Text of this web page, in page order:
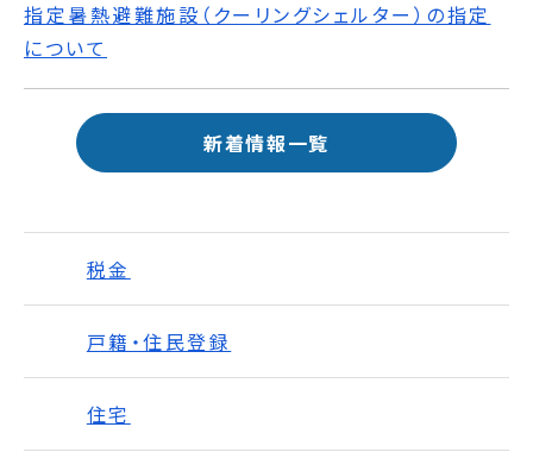
指定暑熱避難施設（クーリングシェルター）の指定
について
新着情報一覧
税金
戸籍・住民登録
住宅